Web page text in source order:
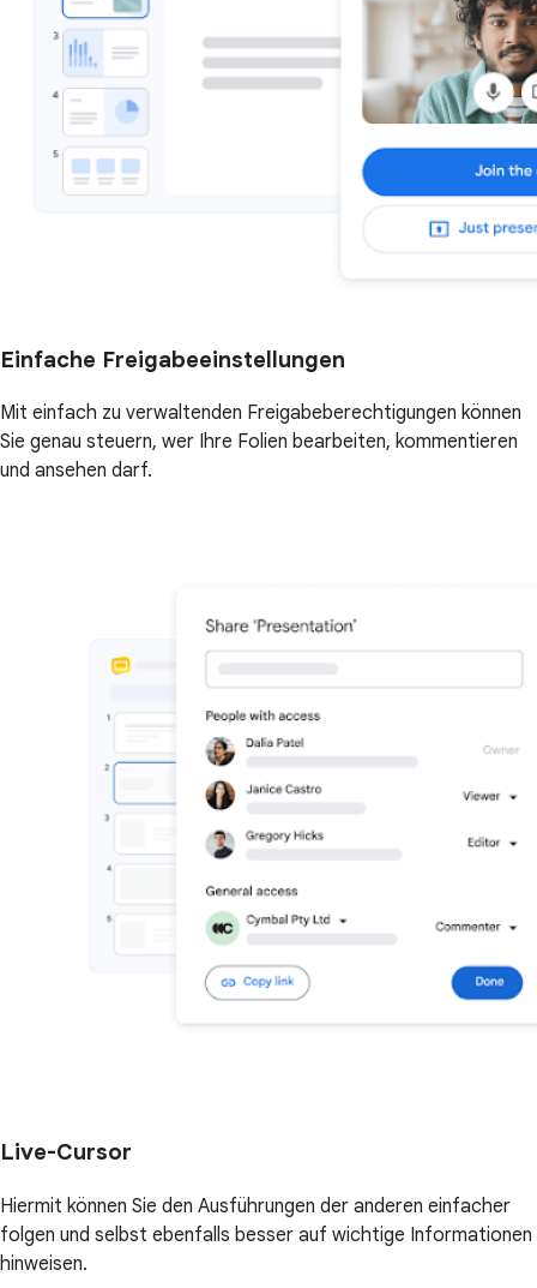
Einfache Freigabeeinstellungen
Mit einfach zu verwaltenden Freigabeberechtigungen können
Sie genau steuern, wer Ihre Folien bearbeiten, kommentieren
und ansehen darf.
Live-Cursor
Hiermit können Sie den Ausführungen der anderen einfacher
folgen und selbst ebenfalls besser auf wichtige Informationen
hinweisen.